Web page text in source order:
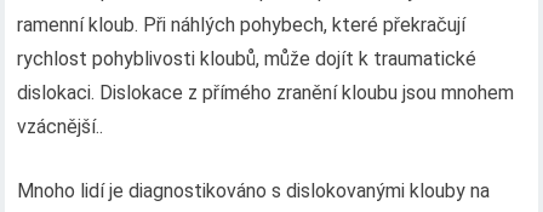
ramenní kloub. Při náhlých pohybech, které překračují
rychlost pohyblivosti kloubů, může dojít k traumatické
dislokaci. Dislokace z přímého zranění kloubu jsou mnohem
vzácnější..
Mnoho lidí je diagnostikováno s dislokovanými klouby na